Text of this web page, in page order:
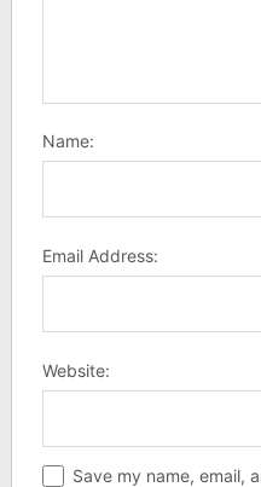
Name:
Email Address:
Website:
Save my name, email,